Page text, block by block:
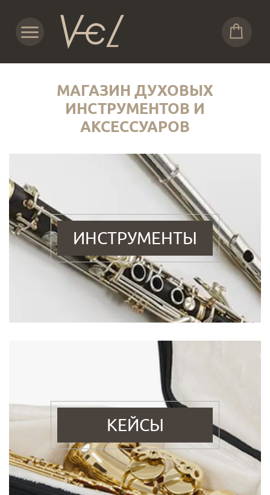
МАГАЗИН ДУХОВЫХ
ИНСТРУМЕНТОВ И
АКСЕССУАРОВ
ИНСТРУМЕНТЫ
КЕЙСЫ